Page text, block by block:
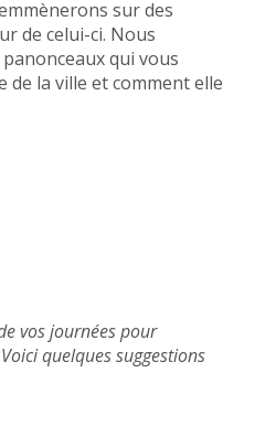
sur des
de celui-ci. Nous
qui vous
de la ville et comment elle
vos journées pour
quelques suggestions